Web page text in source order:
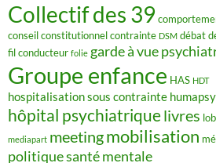
Collectif des 39
conseil constitutionnelcontrainte DSM débat
fil conducteur folie garde à vue
Groupe enfance HAS HDT
hospitalisation sous contrainte humapsy
hôpital psychiatriquelivres
mediapart meetingmobilisation
politique santé mentale